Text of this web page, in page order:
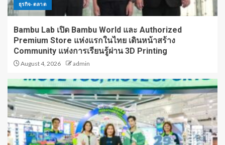
ธุรกิจ-ตลาด
Bambu Lab เปิด Bambu World และ Authorized
Premium Store แห่งแรกในไทย เดินหน้าสร้าง
Community แห่งการเรียนรู้ผ่าน 3D Printing
August 4, 2026 admin